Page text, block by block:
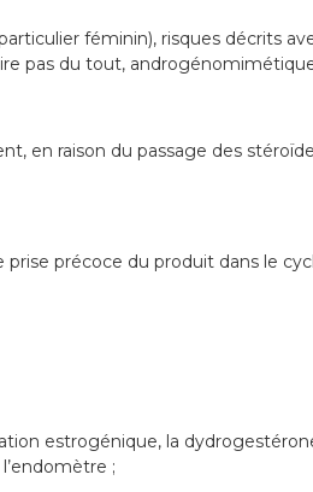
féminin), risques décrits
pas du tout,
en raison du passage des
précoce du produit dans le
estrogénique, la
;